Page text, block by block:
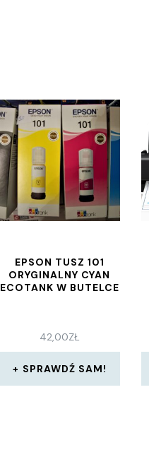
EPSON TUSZ 101
ORYGINALNY CYAN
ECOTANK W BUTELCE
42,00ZŁ
SPRAWDŹ SAM!